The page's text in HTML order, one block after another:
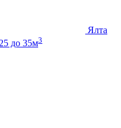
Ялта
до 35м3